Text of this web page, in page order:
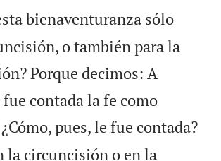
bienaventuranza sólo
o también para la
Porque decimos: A
contada la fe como
¿Cómo, pues, le fue contada?
la circuncisión o en la